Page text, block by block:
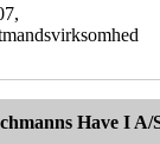
Have I A/